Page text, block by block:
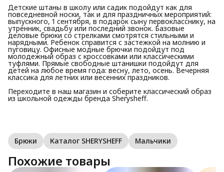
Детские штаны в школу или садик подойдут как для
повседневной носки, так и для праздничных мероприятий:
выпускного, 1 сентября, в подарок сыну первокласснику, на
утренник, свадьбу или последний звонок. Базовые
деловые брюки со стрелками смотрятся стильными и
нарядными. Ребенок справится с застежкой на молнию и
пуговицу. Офисные модные брючки подойдут под
молодежный образ с кроссовками или классическими
туфлями. Прямые свободные штанишки подойдут для
детей на любое время года: весну, лето, осень. Вечерняя
классика для летних или весенних праздников.
Переходите в наш магазин и соберите классический образ
из школьной одежды бренда Sherysheff.
Брюки Каталог SHERYSHEFF Мальчики
Похожие товары